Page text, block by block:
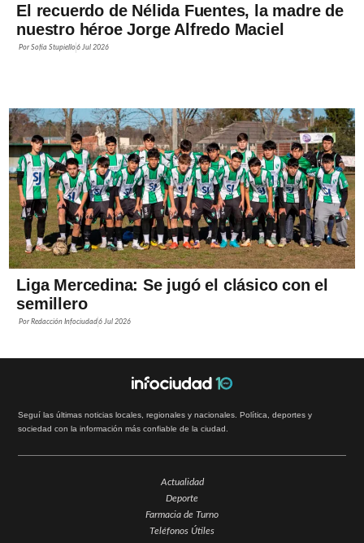
El recuerdo de Nélida Fuentes, la madre de
nuestro héroe Jorge Alfredo Maciel
PorSofía Stupiello6 Jul 2026
Liga Mercedina: Se jugó el clásico con el
semillero
PorRedacción Infociudad6 Jul 2026
Seguí las últimas noticias locales, regionales y nacionales. Política, deportes y
sociedad con la información más confiable de la ciudad.
Actualidad
Deporte
Farmacia de Turno
Teléfonos Útiles